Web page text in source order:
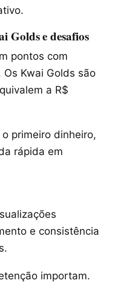
Golds e desafios
pontos com
Kwai Golds são
a R$
primeiro dinheiro,
rápida em
e consistência
importam.